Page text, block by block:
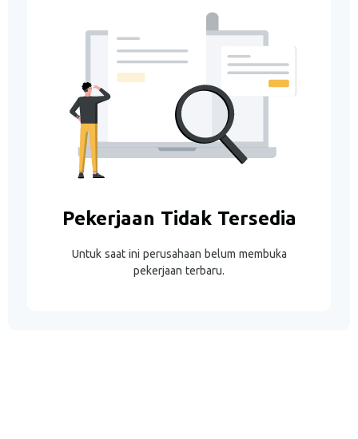
Pekerjaan Tidak Tersedia
Untuk saat ini perusahaan belum membuka
pekerjaan terbaru.